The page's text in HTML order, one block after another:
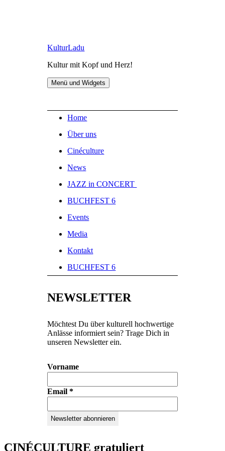
KulturLadu
Kultur mit Kopf und Herz!
Menü und Widgets
Home
Über uns
Cinéculture
News
JAZZ in CONCERT
BUCHFEST 6
Events
Media
Kontakt
BUCHFEST 6
NEWSLETTER
Möchtest Du über kulturell hochwertige
Anlässe informiert sein? Trage Dich in
unseren Newsletter ein.
Vorname
Email*
CINÉCULTURE gratuliert